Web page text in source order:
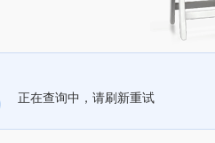
正在查询中，请刷新重试